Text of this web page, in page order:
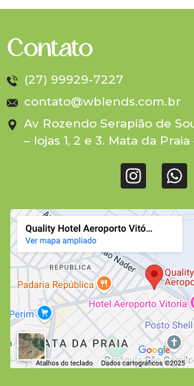
Contato
(27) 99929-7227
contato@wblends.com.br
Av Rozendo Serapião de
– lojas 1, 2 e 3. Mata da